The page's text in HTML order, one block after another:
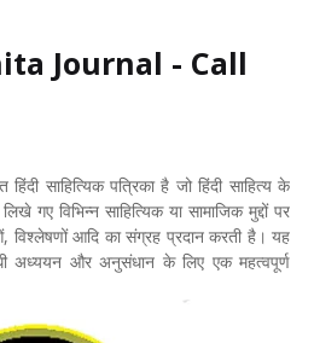
Journal - Call
हिंदी साहित्यिक पत्रिका है जो हिंदी साहित्य के
गए विभिन्न साहित्यिक या सामाजिक मुद्दों पर
विश्लेषणों आदि का संग्रह प्रदान करती है। यह
अध्ययन और अनुसंधान के लिए एक महत्वपूर्ण